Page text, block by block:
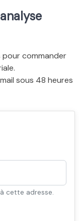
pour commander
sous 48 heures
cette adresse.